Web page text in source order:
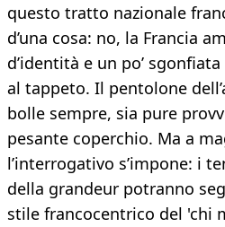
questo tratto nazionale
d’una cosa: no, la Francia
d’identità e un po’
al tappeto. Il pentolone
bolle sempre, sia pure
pesante coperchio. Ma a
l’interrogativo s’impone: i
della grandeur potranno
stile francocentrico del 'chi